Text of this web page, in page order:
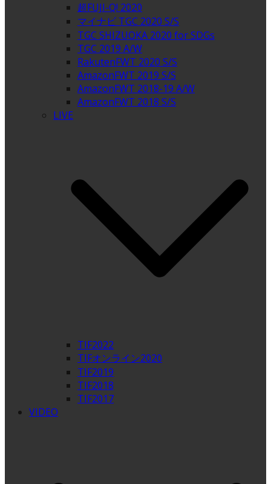
超FUJI-Q! 2020
マイナビ TGC 2020 S/S
TGC SHIZUOKA 2020 for SDGs
TGC 2019 A/W
RakutenFWT 2020 S/S
AmazonFWT 2019 S/S
AmazonFWT 2018-19 A/W
AmazonFWT 2018 S/S
LIVE
TIF2022
TIFオンライン2020
TIF2019
TIF2018
TIF2017
VIDEO